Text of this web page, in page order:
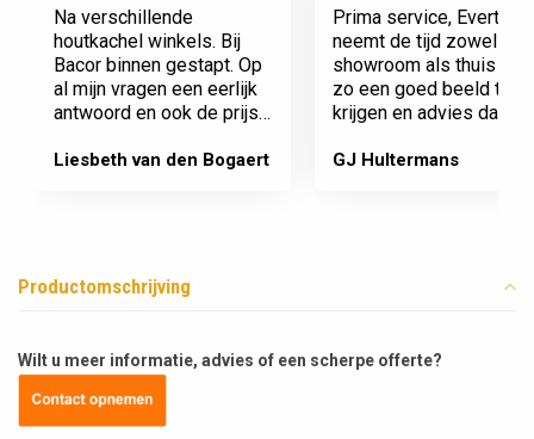
Na verschillende
houtkachel winkels. Bij
Bacor binnen gestapt. Op
al mijn vragen een eerlijk
antwoord en ook de prijs
Afspraak is afspraak geen
Liesbeth van den Bogaert
Prima service, Evert
neemt de tijd zowel in
showroom als thuis om
zo een goed beeld te
krijgen en advies daarop
nieuwe kachel. Komt
GJ Hultermans
Productomschrijving
Wilt u meer informatie, advies of een scherpe offerte?